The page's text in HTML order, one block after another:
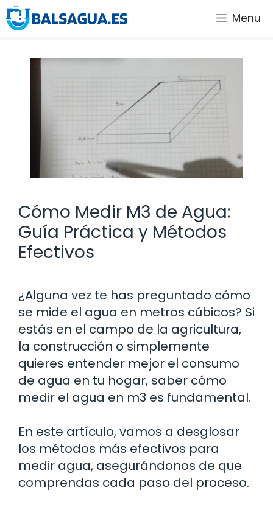
Saltar
al
Menu
Cómo Medir M3 de Agua:
Guía Práctica y Métodos
Efectivos
¿Alguna vez te has preguntado cómo
se mide el agua en metros cúbicos? Si
estás en el campo de la agricultura,
la construcción o simplemente
quieres entender mejor el consumo
de agua en tu hogar, saber cómo
medir el agua en m3 es fundamental.
En este artículo, vamos a desglosar
los métodos más efectivos para
medir agua, asegurándonos de que
comprendas cada paso del proceso.